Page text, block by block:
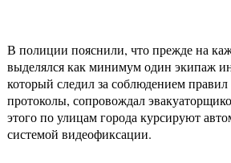
В полиции пояснили, что прежде на
выделялся как минимум один экипаж
который следил за соблюдением
протоколы, сопровождал
этого по улицам города курсируют
системой видеофиксации.